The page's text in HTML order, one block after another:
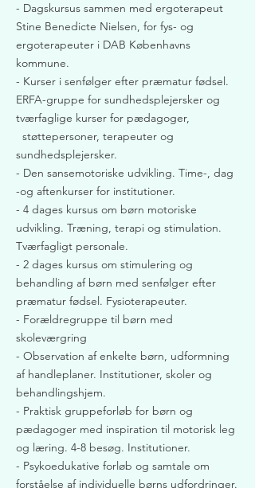
- Dagskursus sammen med ergoterapeut
Stine Benedicte Nielsen, for fys- og
ergoterapeuter i DAB Københavns
kommune.
- Kurser i senfølger efter præmatur fødsel.
ERFA-gruppe for sundhedsplejersker og
tværfaglige kurser for pædagoger,
støttepersoner, terapeuter og
sundhedsplejersker.
- Den sansemotoriske udvikling. Time-, dag
-og aftenkurser for institutioner.
- 4 dages kursus om børn motoriske
udvikling. Træning, terapi og stimulation.
Tværfagligt personale.
- 2 dages kursus om stimulering og
behandling af børn med senfølger efter
præmatur fødsel. Fysioterapeuter.
- Forældregruppe til børn med
skoleværgring
- Observation af enkelte børn, udformning
af handleplaner. Institutioner, skoler og
behandlingshjem.
- Praktisk gruppeforløb for børn og
pædagoger med inspiration til motorisk leg
og læring. 4-8 besøg. Institutioner.
- Psykoedukative forløb og samtale om
forståelse af individuelle børns udfordringer.